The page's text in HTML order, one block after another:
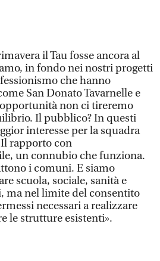
il Tau fosse ancora al
in fondo nei nostri progetti
che hanno
San Donato Tavarnelle e
non ci tireremo
Il pubblico? In questi
interesse per la squadra
rapporto con
un connubio che funziona.
i comuni. E siamo
scuola, sociale, sanità e
nel limite del consentito
necessari a realizzare
le strutture esistenti».